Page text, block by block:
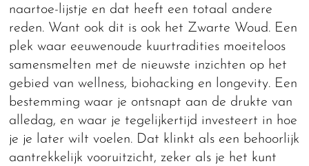
naartoe-lijstje en dat heeft een totaal andere
reden. Want ook dit is ook het Zwarte Woud. Een
plek waar eeuwenoude kuurtradities moeiteloos
samensmelten met de nieuwste inzichten op het
gebied van wellness, biohacking en longevity. Een
bestemming waar je ontsnapt aan de drukte van
alledag, en waar je tegelijkertijd investeert in hoe
je je later wilt voelen. Dat klinkt als een behoorlijk
aantrekkelijk vooruitzicht, zeker als je het kunt